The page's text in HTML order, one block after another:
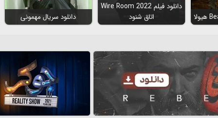
دانلود فیلم Wire Room 2022
اتاق شنود
دانلود سریال مهمونی